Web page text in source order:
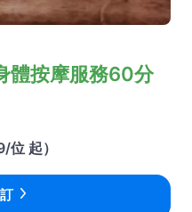
體按摩服務60分
起）